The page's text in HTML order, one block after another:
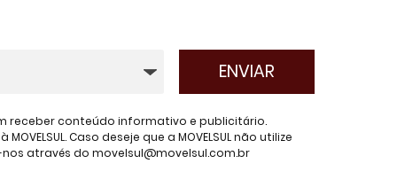
receber conteúdo informativo e publicitário.
Caso deseje que a MOVELSUL não utilize
através do movelsul@movelsul.com.br